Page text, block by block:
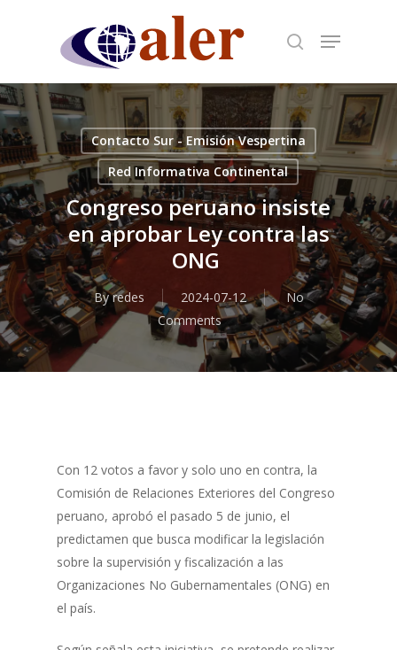
content
Contacto Sur - Emisión Vespertina
Red Informativa Continental
Congreso peruano insiste
en aprobar Ley contra las
ONG
By redes 2024-07-12
No
Comments
Con 12 votos a favor y solo uno en contra, la
Comisión de Relaciones Exteriores del Congreso
peruano, aprobó el pasado 5 de junio, el
predictamen que busca modificar la legislación
sobre la supervisión y fiscalización a las
Organizaciones No Gubernamentales (ONG) en
el país.